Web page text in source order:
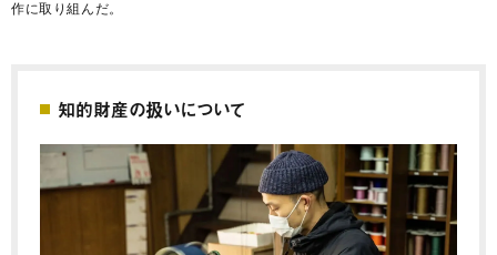
作に取り組んだ。
知的財産の扱いについて